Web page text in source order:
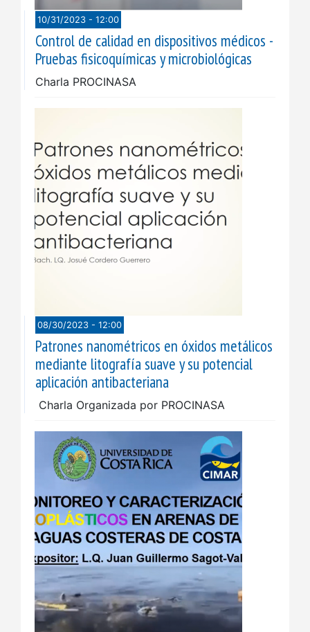
10/31/2023 - 12:00
Control de calidad en dispositivos médicos -
Pruebas fisicoquímicas y microbiológicas
Charla PROCINASA
08/30/2023 - 12:00
Patrones nanométricos en óxidos metálicos
mediante litografía suave y su potencial
aplicación antibacteriana
Charla Organizada por PROCINASA